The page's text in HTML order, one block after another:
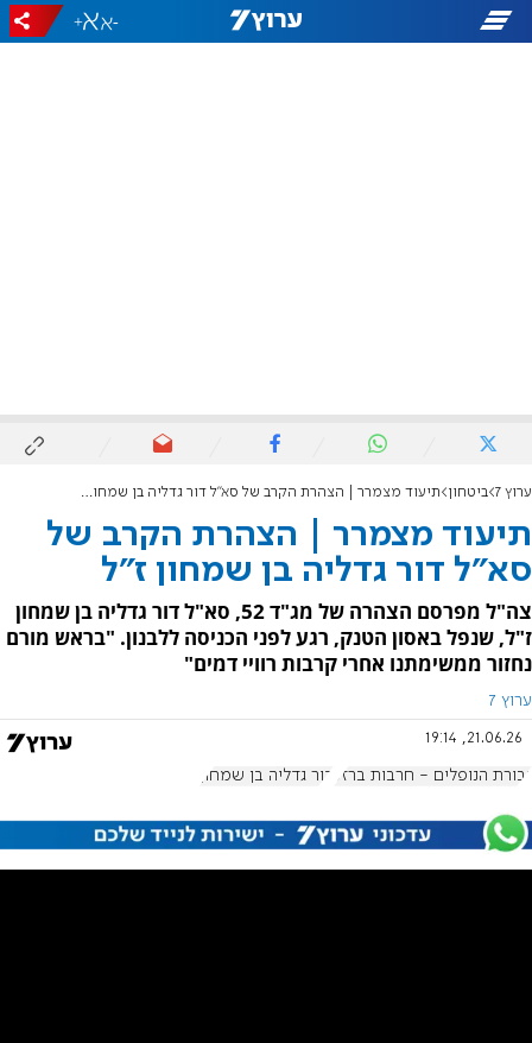
-
+
ערוץ 7 ביטחון תיעוד מצמרר | הצהרת הקרב של סא"ל דור גדליה בן שמחון ז"ל
תיעוד מצמרר | הצהרת הקרב של
סא"ל דור גדליה בן שמחון ז"ל
צה"ל מפרסם הצהרה של מג"ד 52, סא"ל דור גדליה בן שמחון
ז"ל, שנפל באסון הטנק, רגע לפני הכניסה ללבנון. "בראש מורם
נחזור ממשימתנו אחרי קרבות רוויי דמים"
ערוץ 7
21.06.26, 19:14
גבורת הנופלים - חרבות ברזל דור גדליה בן שמחון